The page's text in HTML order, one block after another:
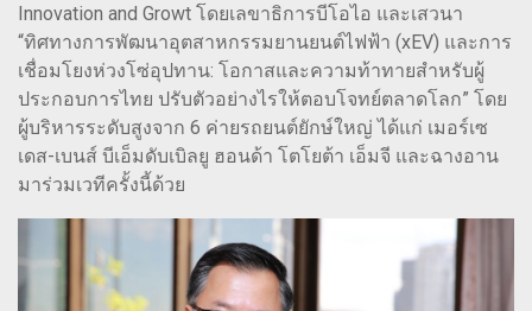
Innovation and Growt โดยเลขาธิการบีโอไอ และเสวนา
“ทิศทางการพัฒนาอุตสาหกรรมยานยนต์ไฟฟ้า (xEV) และการ
เชื่อมโยงห่วงโซ่อุปทาน: โอกาสและความท้าทายสำหรับผู้
ประกอบการไทย ปรับตัวอย่างไรให้ตอบโจทย์ตลาดโลก” โดย
ผู้บริหารระดับสูงจาก 6 ค่ายรถยนต์ยักษ์ใหญ่ ได้แก่ เมอร์เซ
เดส-เบนส์ บีเอ็มดับเบิลยู ฮอนด้า โตโยต้า เอ็มจี และฉางอาน
มาร่วมเวทีครั้งนี้ด้วย